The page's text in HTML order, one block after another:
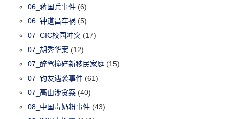
06_蒋国兵事件 (6)
06_钟道昌车祸 (5)
07_CIC校园冲突 (17)
07_胡秀华案 (12)
07_醉驾撞碎新移民家庭 (15)
07_钓友遇袭事件 (61)
07_高山涉贪案 (40)
08_中国毒奶粉事件 (43)